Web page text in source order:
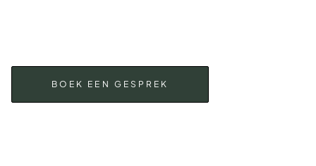
BOEK EEN GESPREK